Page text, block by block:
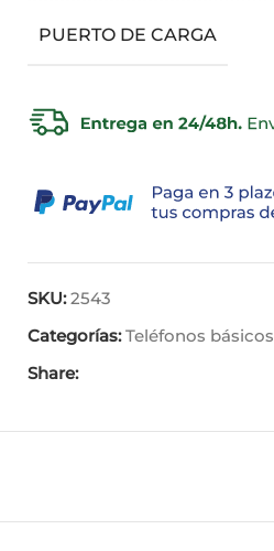
PUERTO DE CARGA
SKU:2543
Categorías: Teléfonos básicos
Share: